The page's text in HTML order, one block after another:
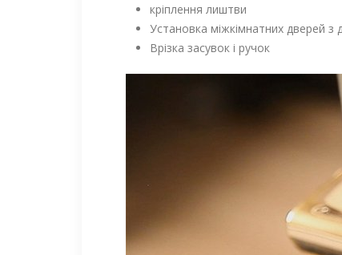
кріплення лиштви
Установка міжкімнатних дверей з
Врізка засувок і ручок